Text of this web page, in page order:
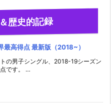
歴史的記録
最高得点 最新版（2018~）
の男子シングル、2018-19シーズン
です。 …